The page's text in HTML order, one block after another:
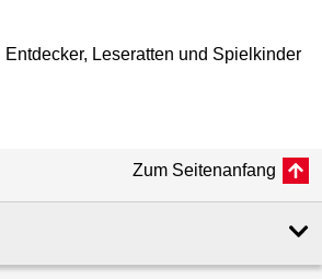
Leseratten und Spielkinder
Zum Seitenanfang